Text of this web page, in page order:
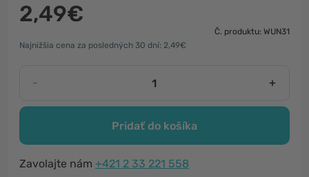
2,49€
Č. produktu: WUN31
Najnižšia cena za posledných 30 dní: 2,49€
- +
Pridať do košíka
Zavolajte nám +421 2 33 221 558